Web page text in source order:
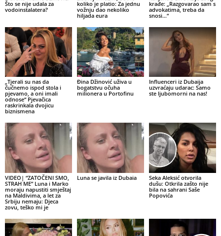
Što se nije udala za
vodoinstalatera?
koliko je platio: Za jednu
vožnju dao nekoliko
hiljada eura
krađe: „Razgovarao sam s
advokatima, treba da
snosi…“
„Tjerali su nas da
čučnemo ispod stola i
pjevamo, a oni imali
odnose“ Pjevačica
raskrinkala dvojicu
biznismena
Đina Džinović uživa u
bogatstvu očuha
milionera u Portofinu
Influenceri iz Dubaija
uzvraćaju udarac: Samo
ste ljubomorni na nas!
VIDEO| “ZATOČENI SMO,
STRAH ME” Luna i Marko
moraju napustiti smještaj
na Maldivima, a let za
Srbiju nemaju: Djeca
zovu, teško mi je
Luna se javila iz Dubaia
Seka Aleksić otvorila
dušu: Otkrila zašto nije
bila na sahrani Saše
Popovića